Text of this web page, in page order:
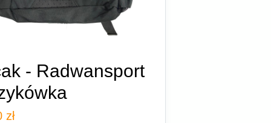
- Radwansport
zł